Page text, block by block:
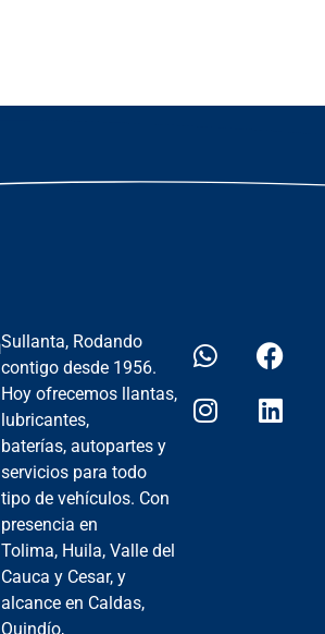
Sullanta, Rodando
contigo desde 1956.
Hoy ofrecemos llantas,
lubricantes,
baterías, autopartes y
servicios para todo
tipo de vehículos. Con
presencia en
Tolima, Huila, Valle del
Cauca y Cesar, y
alcance en Caldas,
Quindío,